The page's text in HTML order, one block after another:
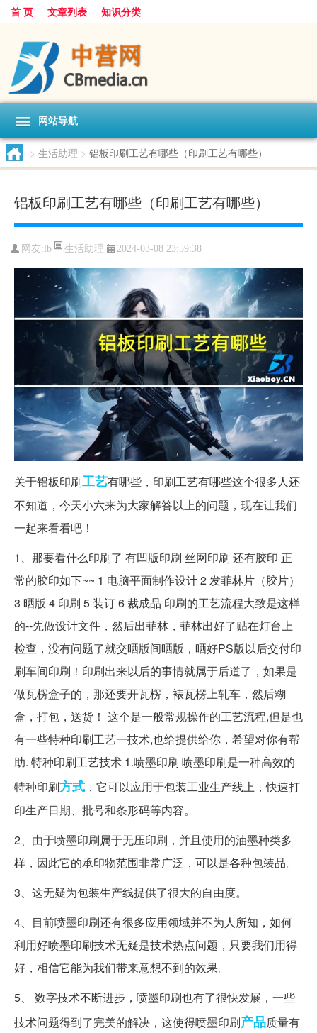
首 页 文章列表 知识分类
网站导航
> 生活助理 > 铝板印刷工艺有哪些（印刷工艺有哪些）
铝板印刷工艺有哪些（印刷工艺有哪些）
网友:lb 生活助理 2024-03-08 23:59:38
关于铝板印刷工艺有哪些，印刷工艺有哪些这个很多人还
不知道，今天小六来为大家解答以上的问题，现在让我们
一起来看看吧！
1、那要看什么印刷了 有凹版印刷 丝网印刷 还有胶印 正
常的胶印如下~~ 1 电脑平面制作设计 2 发菲林片（胶片）
3 晒版 4 印刷 5 装订 6 裁成品 印刷的工艺流程大致是这样
的--先做设计文件，然后出菲林，菲林出好了贴在灯台上
检查，没有问题了就交晒版间晒版，晒好PS版以后交付印
刷车间印刷！印刷出来以后的事情就属于后道了，如果是
做瓦楞盒子的，那还要开瓦楞，裱瓦楞上轧车，然后糊
盒，打包，送货！ 这个是一般常规操作的工艺流程,但是也
有一些特种印刷工艺一技术,也给提供给你，希望对你有帮
助. 特种印刷工艺技术 1.喷墨印刷 喷墨印刷是一种高效的
特种印刷方式 ，它可以应用于包装工业生产线上，快速打
印生产日期、批号和条形码等内容。
2、由于喷墨印刷属于无压印刷，并且使用的油墨种类多
样，因此它的承印物范围非常广泛，可以是各种包装品。
3、这无疑为包装生产线提供了很大的自由度。
4、目前喷墨印刷还有很多应用领域并不为人所知，如何
利用好喷墨印刷技术无疑是技术热点问题，只要我们用得
好，相信它能为我们带来意想不到的效果。
5、 数字技术不断进步，喷墨印刷也有了很快发展，一些
技术问题得到了完美的解决，这使得喷墨印刷产品质量有